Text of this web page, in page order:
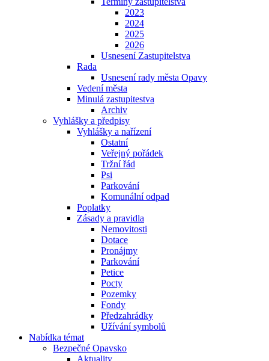
2023
2024
2025
2026
Usnesení Zastupitelstva
Rada
Usnesení rady města Opavy
Vedení města
Minulá zastupitestva
Archiv
Vyhlášky a předpisy
Vyhlášky a nařízení
Ostatní
Veřejný pořádek
Tržní řád
Psi
Parkování
Komunální odpad
Poplatky
Zásady a pravidla
Nemovitosti
Dotace
Pronájmy
Parkování
Petice
Pocty
Pozemky
Fondy
Předzahrádky
Užívání symbolů
Nabídka témat
Bezpečné Opavsko